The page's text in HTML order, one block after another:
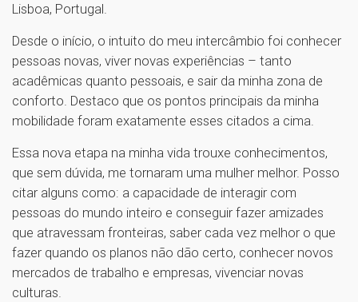
Lisboa, Portugal.
Desde o início, o intuito do meu intercâmbio foi conhecer
pessoas novas, viver novas experiências – tanto
acadêmicas quanto pessoais, e sair da minha zona de
conforto. Destaco que os pontos principais da minha
mobilidade foram exatamente esses citados a cima.
Essa nova etapa na minha vida trouxe conhecimentos,
que sem dúvida, me tornaram uma mulher melhor. Posso
citar alguns como: a capacidade de interagir com
pessoas do mundo inteiro e conseguir fazer amizades
que atravessam fronteiras, saber cada vez melhor o que
fazer quando os planos não dão certo, conhecer novos
mercados de trabalho e empresas, vivenciar novas
culturas.